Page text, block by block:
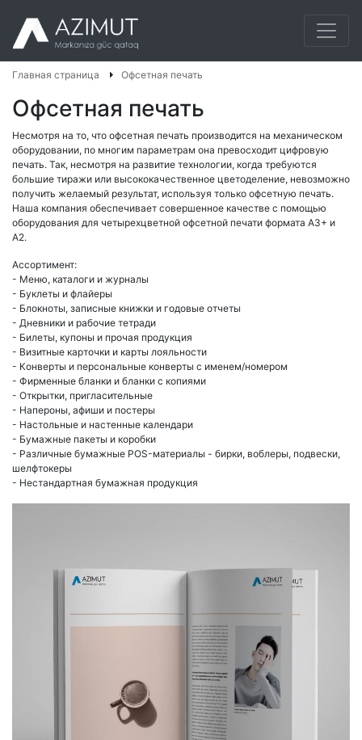
Главная страница Офсетная печать
Офсетная печать
Несмотря на то, что офсетная печать производится на механическом
оборудовании, по многим параметрам она превосходит цифровую
печать. Так, несмотря на развитие технологии, когда требуются
большие тиражи или высококачественное цветоделение, невозможно
получить желаемый результат, используя только офсетную печать.
Наша компания обеспечивает совершенное качестве с помощью
оборудования для четырехцветной офсетной печати формата А3+ и
А2.
Ассортимент:
- Меню, каталоги и журналы
- Буклеты и флайеры
- Блокноты, записные книжки и годовые отчеты
- Дневники и рабочие тетради
- Билеты, купоны и прочая продукция
- Визитные карточки и карты лояльности
- Конверты и персональные конверты с именем/номером
- Фирменные бланки и бланки с копиями
- Открытки, пригласительные
- Напероны, афиши и постеры
- Настольные и настенные календари
- Бумажные пакеты и коробки
- Различные бумажные POS-материалы - бирки, воблеры, подвески,
шелфтокеры
- Нестандартная бумажная продукция